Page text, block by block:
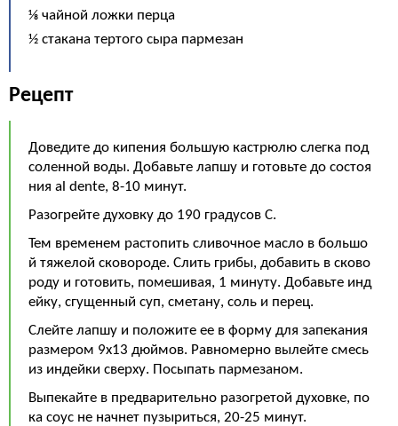
⅛ чайной ложки перца
½ стакана тертого сыра пармезан
Рецепт
Доведите до кипения большую кастрюлю слегка под
соленной воды. Добавьте лапшу и готовьте до состоя
ния al dente, 8-10 минут.
Разогрейте духовку до 190 градусов C.
Тем временем растопить сливочное масло в большо
й тяжелой сковороде. Слить грибы, добавить в сково
роду и готовить, помешивая, 1 минуту. Добавьте инд
ейку, сгущенный суп, сметану, соль и перец.
Слейте лапшу и положите ее в форму для запекания
размером 9x13 дюймов. Равномерно вылейте смесь
из индейки сверху. Посыпать пармезаном.
Выпекайте в предварительно разогретой духовке, по
ка соус не начнет пузыриться, 20-25 минут.